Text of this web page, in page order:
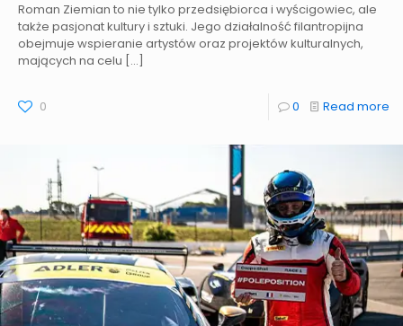
Roman Ziemian to nie tylko przedsiębiorca i wyścigowiec, ale
także pasjonat kultury i sztuki. Jego działalność filantropijna
obejmuje wspieranie artystów oraz projektów kulturalnych,
mających na celu […]
0 0 Read more